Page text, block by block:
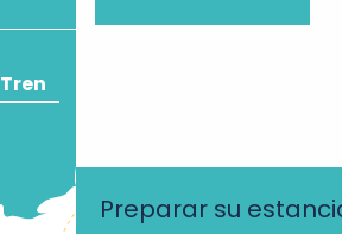
Preparar su
Tren